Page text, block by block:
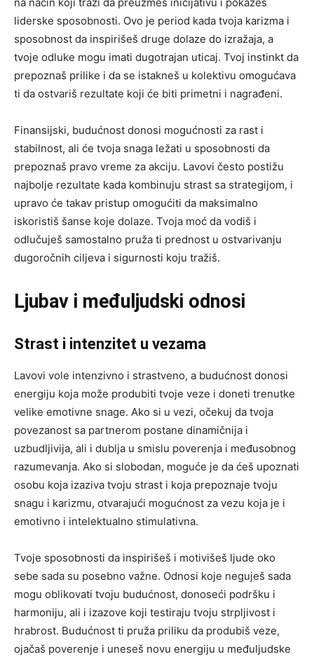
liderske sposobnosti. Ovo je period kada tvoja karizma i
sposobnost da inspirišeš druge dolaze do izražaja, a
tvoje odluke mogu imati dugotrajan uticaj. Tvoj instinkt da
prepoznaš prilike i da se istakneš u kolektivu omogućava
ti da ostvariš rezultate koji će biti primetni i nagrađeni.
Finansijski, budućnost donosi mogućnosti za rast i
stabilnost, ali će tvoja snaga ležati u sposobnosti da
prepoznaš pravo vreme za akciju. Lavovi često postižu
najbolje rezultate kada kombinuju strast sa strategijom, i
upravo će takav pristup omogućiti da maksimalno
iskoristiš šanse koje dolaze. Tvoja moć da vodiš i
odlučuješ samostalno pruža ti prednost u ostvarivanju
dugoročnih ciljeva i sigurnosti koju tražiš.
Ljubav i međuljudski odnosi
Strast i intenzitet u vezama
Lavovi vole intenzivno i strastveno, a budućnost donosi
energiju koja može produbiti tvoje veze i doneti trenutke
velike emotivne snage. Ako si u vezi, očekuj da tvoja
povezanost sa partnerom postane dinamičnija i
uzbudljivija, ali i dublja u smislu poverenja i međusobnog
razumevanja. Ako si slobodan, moguće je da ćeš upoznati
osobu koja izaziva tvoju strast i koja prepoznaje tvoju
snagu i karizmu, otvarajući mogućnost za vezu koja je i
emotivno i intelektualno stimulativna.
Tvoje sposobnosti da inspirišeš i motivišeš ljude oko
sebe sada su posebno važne. Odnosi koje neguješ sada
mogu oblikovati tvoju budućnost, donoseći podršku i
harmoniju, ali i izazove koji testiraju tvoju strpljivost i
hrabrost. Budućnost ti pruža priliku da produbiš veze,
ojačaš poverenje i uneseš novu energiju u međuljudske